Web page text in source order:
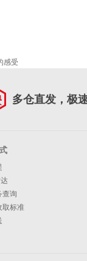
感受
多仓直发，极
查询
取标准